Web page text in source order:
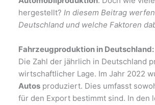
hergestellt?In diesem Beitrag
Deutschland und welche Faktoren
Fahrzeugproduktion in
Die Zahl der jährlich in Deutschland
wirtschaftlicher Lage. Im Jahr 2022
Autos produziert. Dies umfasst
für den Export bestimmt sind. In den